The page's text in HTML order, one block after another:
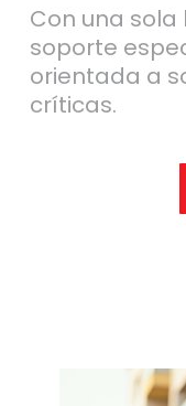
Con una
soporte
orientada a
críticas.